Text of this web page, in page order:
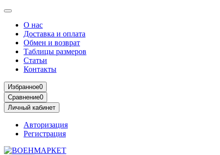
О нас
Доставка и оплата
Обмен и возврат
Таблицы размеров
Статьи
Контакты
Избранное0
Сравнение0
Личный кабинет
Авторизация
Регистрация